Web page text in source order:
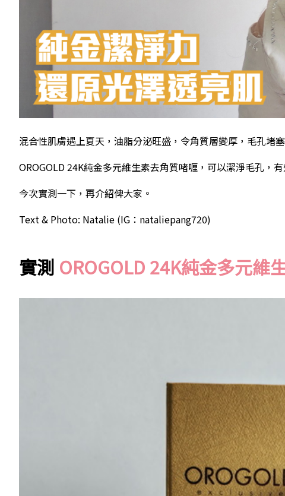
混合性肌膚遇上夏天，油脂分泌旺盛，令角質層變厚，毛孔堵
OROGOLD 24K純金多元維生素去角質啫喱，可以潔淨毛孔，
今次實測一下，再介紹俾大家。
Text & Photo: Natalie (IG：nataliepang720)
實測 OROGOLD 24K純金多元維